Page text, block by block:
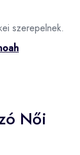
szerepelnek.
Női